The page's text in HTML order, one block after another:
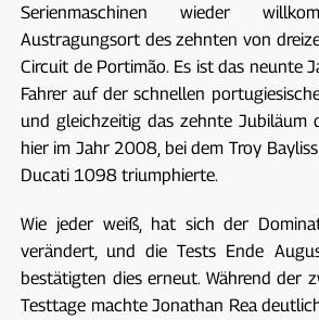
Serienmaschinen wieder
Austragungsort des zehnten von
Circuit de Portimão. Es ist das neunte
Fahrer auf der schnellen
und gleichzeitig das zehnte Jubiläum
hier im Jahr 2008, bei dem Troy
Ducati 1098 triumphierte.
Wie jeder weiß, hat sich der
verändert, und die Tests Ende
bestätigten dies erneut. Während der
Testtage machte Jonathan Rea